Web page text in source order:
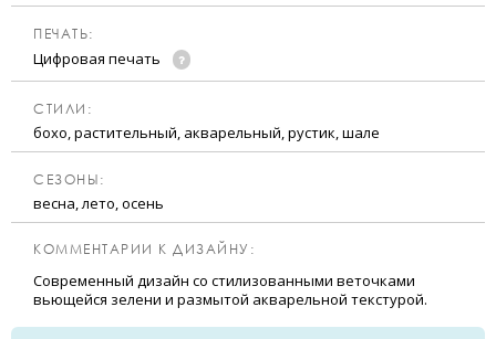
ПЕЧАТЬ:
Цифровая печать
CТИЛИ:
бохо, растительный, акварельный, рустик, шале
CЕЗОНЫ:
весна, лето, осень
КОММЕНТАРИИ К ДИЗАЙНУ:
Современный дизайн со стилизованными веточками
вьющейся зелени и размытой акварельной текстурой.